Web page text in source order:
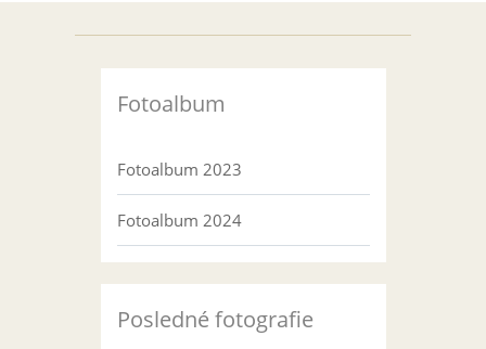
Fotoalbum
Fotoalbum 2023
Fotoalbum 2024
Posledné fotografie